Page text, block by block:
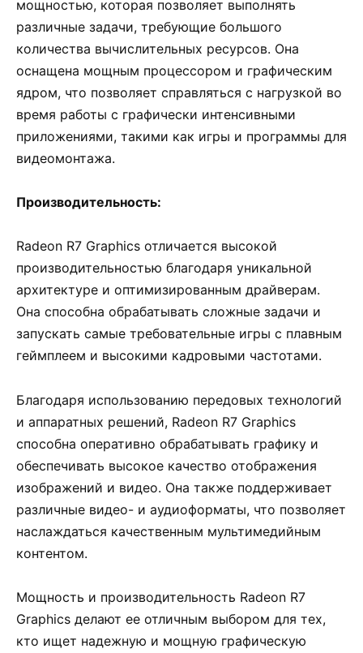
мощностью, которая позволяет выполнять
различные задачи, требующие большого
количества вычислительных ресурсов. Она
оснащена мощным процессором и графическим
ядром, что позволяет справляться с нагрузкой во
время работы с графически интенсивными
приложениями, такими как игры и программы для
видеомонтажа.
Производительность:
Radeon R7 Graphics отличается высокой
производительностью благодаря уникальной
архитектуре и оптимизированным драйверам.
Она способна обрабатывать сложные задачи и
запускать самые требовательные игры с плавным
геймплеем и высокими кадровыми частотами.
Благодаря использованию передовых технологий
и аппаратных решений, Radeon R7 Graphics
способна оперативно обрабатывать графику и
обеспечивать высокое качество отображения
изображений и видео. Она также поддерживает
различные видео- и аудиоформаты, что позволяет
наслаждаться качественным мультимедийным
контентом.
Мощность и производительность Radeon R7
Graphics делают ее отличным выбором для тех,
кто ищет надежную и мощную графическую